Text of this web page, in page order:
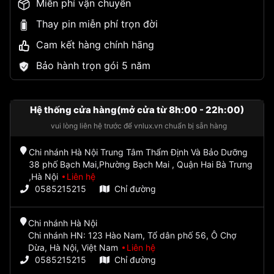
Miễn phí vận chuyển
Thay pin miễn phí trọn đời
Cam kết hàng chính hãng
Bảo hành trọn gói 5 năm
Hệ thống cửa hàng(mở cửa từ 8h:00 - 22h:00)
vui lòng liên hệ trước để vnlux.vn chuẩn bị sẵn hàng
Chi nhánh Hà Nội Trung Tâm Thẩm Định Và Bảo Dưỡng
38 phố Bạch Mai,Phường Bạch Mai , Quận Hai Bà Trưng
,Hà Nội
Liên hệ
0585215215
Chỉ đường
Chi nhánh Hà Nội
Chi nhánh HN: 123 Hào Nam, Tổ dân phố 56, Ô Chợ
Dừa, Hà Nội, Việt Nam
Liên hệ
0585215215
Chỉ đường